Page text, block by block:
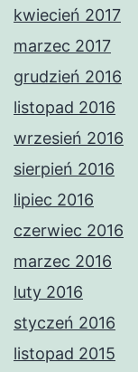
kwiecień 2017
marzec 2017
grudzień 2016
listopad 2016
wrzesień 2016
sierpień 2016
lipiec 2016
czerwiec 2016
marzec 2016
luty 2016
styczeń 2016
listopad 2015